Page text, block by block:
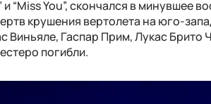
“Miss You”, скончался в минувшее
крушения вертолета на юго-
Гаспар Прим, Лукас Брито
погибли.